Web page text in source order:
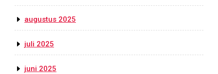
augustus 2025
juli 2025
juni 2025